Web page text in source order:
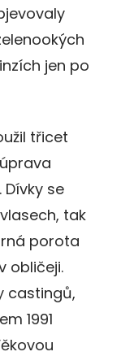
jen po
třicet
se
tak
porota
obličeji.
castingů,
1991